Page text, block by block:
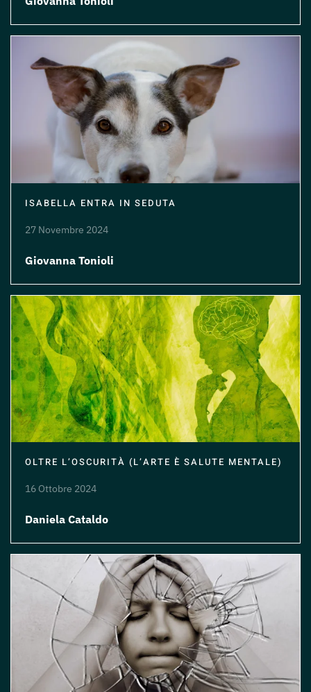
ISABELLA ENTRA IN SEDUTA
27 Novembre 2024
Giovanna Tonioli
OLTRE L’OSCURITÀ (L’ARTE È SALUTE MENTALE)
16 Ottobre 2024
Daniela Cataldo